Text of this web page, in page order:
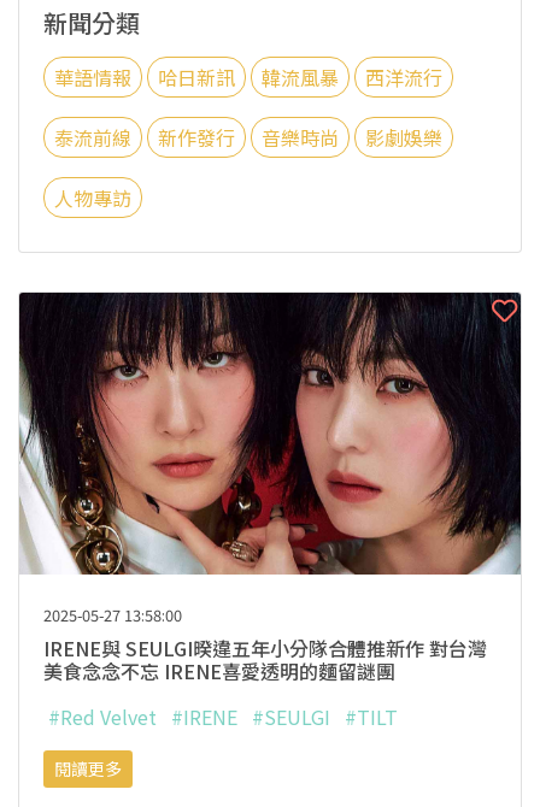
新聞分類
華語情報 哈日新訊 韓流風暴 西洋流行
泰流前線 新作發行 音樂時尚 影劇娛樂
人物專訪
2025-05-27 13:58:00
IRENE與 SEULGI暌違五年小分隊合體推新作 對台灣
美食念念不忘 IRENE喜愛透明的麵留謎團
#Red Velvet #IRENE #SEULGI #TILT
閱讀更多